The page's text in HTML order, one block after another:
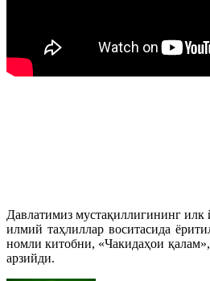
Давлатимиз мустақиллигининг илк
илмий таҳлиллар воситасида
номли китобни, «Чакидаҳои
арзийди.